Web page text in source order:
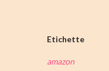
Etichette
amazon